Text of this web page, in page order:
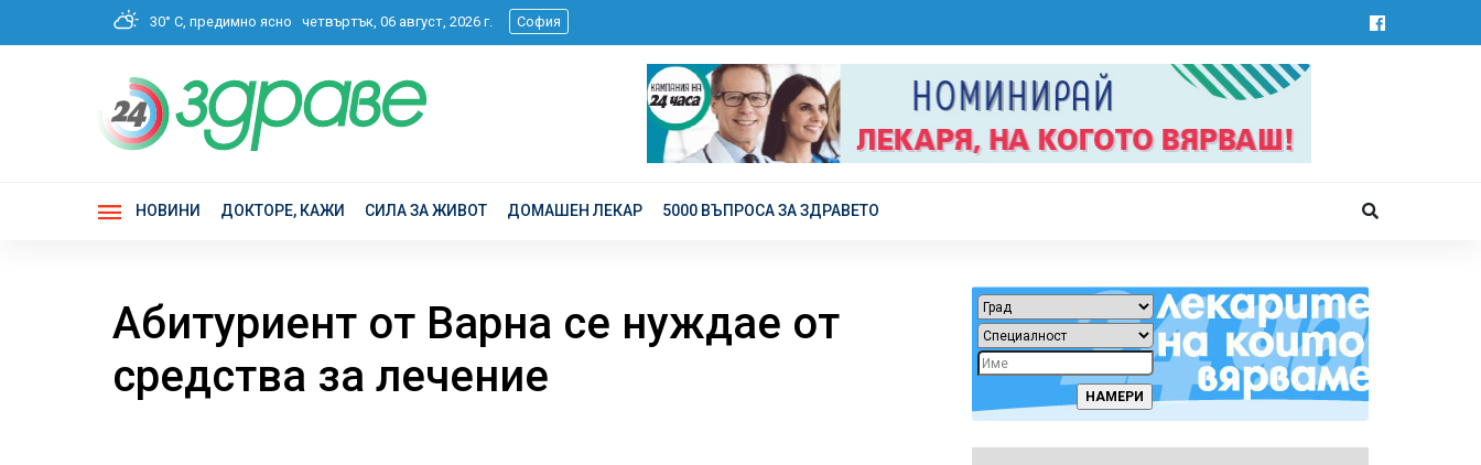
30° C, предимно ясно четвъртък, 06 август, 2026 г. София
НОВИНИ ДОКТОРЕ, КАЖИ СИЛА ЗА ЖИВОТ ДОМАШЕН ЛЕКАР 5000 ВЪПРОСА ЗА ЗДРАВЕТО
Абитуриент от Варна се нуждае от
средства за лечение